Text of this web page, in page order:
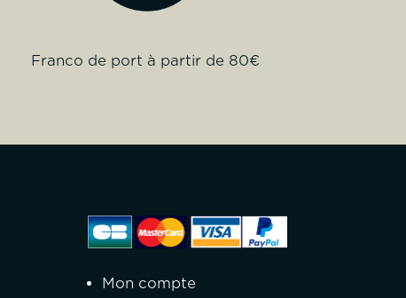
Franco de port à partir de 80€
Mon compte